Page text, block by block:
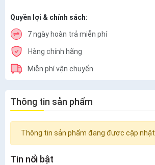
Quyền lợi & chính sách:
7 ngày hoàn trả miễn phí
Hàng chính hãng
Miễn phí vận chuyển
Thông tin sản phẩm
Thông tin sản phẩm đang được cập nhật
Tin nổi bật